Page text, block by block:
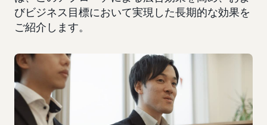
びビジネス目標において実現した長期的な効果を
ご紹介します。